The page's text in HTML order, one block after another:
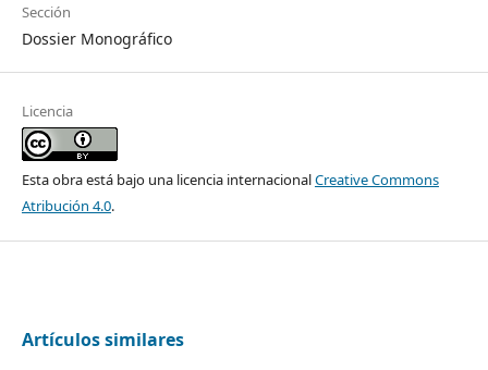
Sección
Dossier Monográfico
Licencia
Esta obra está bajo una licencia internacionalCreative Commons
Atribución 4.0.
Artículos similares